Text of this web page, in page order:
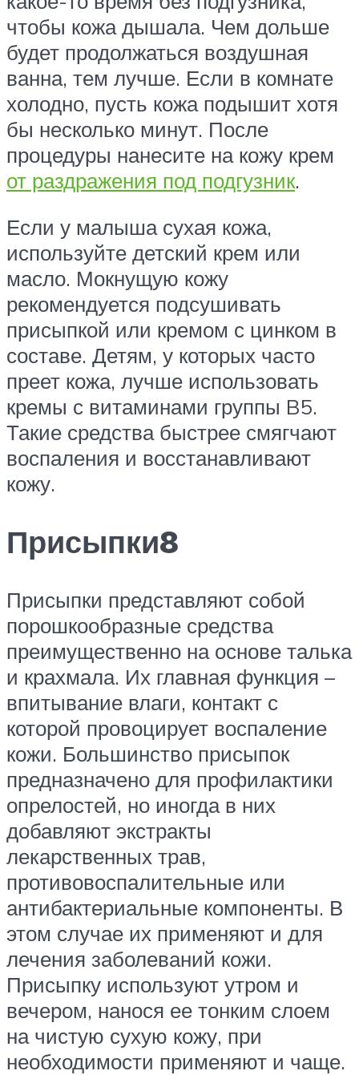
чтобы кожа дышала. Чем дольше
будет продолжаться воздушная
ванна, тем лучше. Если в комнате
холодно, пусть кожа подышит хотя
бы несколько минут. После
процедуры нанесите на кожу крем
от раздражения под подгузник.
Если у малыша сухая кожа,
используйте детский крем или
масло. Мокнущую кожу
рекомендуется подсушивать
присыпкой или кремом с цинком в
составе. Детям, у которых часто
преет кожа, лучше использовать
кремы с витаминами группы B5.
Такие средства быстрее смягчают
воспаления и восстанавливают
кожу.
Присыпки8
Присыпки представляют собой
порошкообразные средства
преимущественно на основе талька
и крахмала. Их главная функция –
впитывание влаги, контакт с
которой провоцирует воспаление
кожи. Большинство присыпок
предназначено для профилактики
опрелостей, но иногда в них
добавляют экстракты
лекарственных трав,
противовоспалительные или
антибактериальные компоненты. В
этом случае их применяют и для
лечения заболеваний кожи.
Присыпку используют утром и
вечером, нанося ее тонким слоем
на чистую сухую кожу, при
необходимости применяют и чаще.